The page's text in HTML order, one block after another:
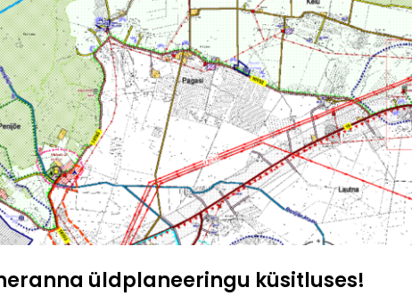
üldplaneeringu küsitluses!